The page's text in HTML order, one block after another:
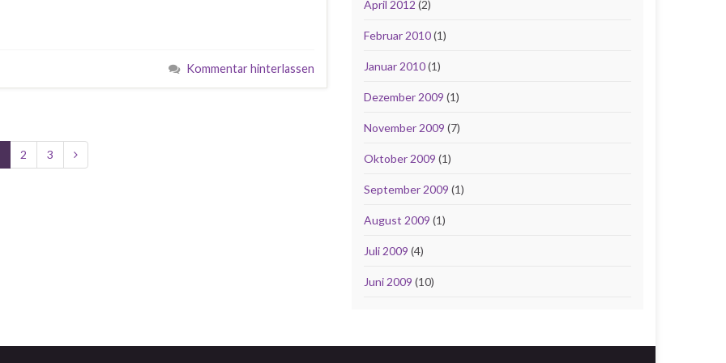
Kommentar hinterlassen
2 3
April 2012 (2)
Februar 2010(1)
Januar 2010(1)
Dezember 2009 (1)
November 2009 (7)
Oktober 2009 (1)
September 2009 (1)
August 2009 (1)
Juli 2009 (4)
Juni 2009 (10)